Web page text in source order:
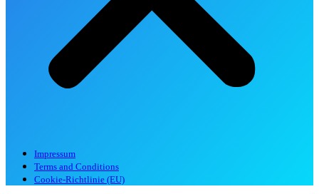
Impressum
Terms and Conditions
Cookie-Richtlinie (EU)